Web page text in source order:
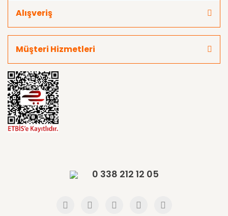
Alışveriş
Müşteri Hizmetleri
0 338 212 12 05